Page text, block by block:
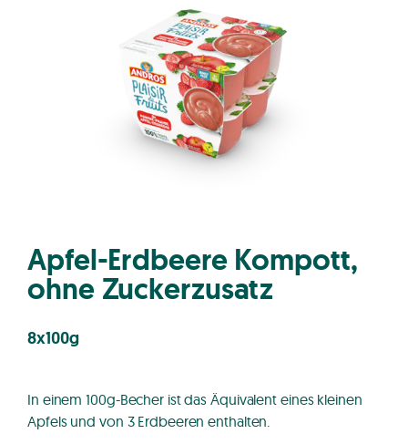
Apfel-Erdbeere Kompott,
ohne Zuckerzusatz
8x100g
In einem 100g-Becher ist das Äquivalent eines kleinen
Apfels und von 3 Erdbeeren enthalten.